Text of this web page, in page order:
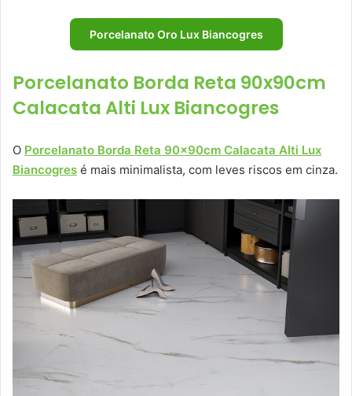
Porcelanato Oro Lux Biancogres
Porcelanato Borda Reta 90x90cm
Calacata Alti Lux Biancogres
O Porcelanato Borda Reta 90x90cm Calacata Alti Lux
Biancogres é mais minimalista, com leves riscos em cinza.